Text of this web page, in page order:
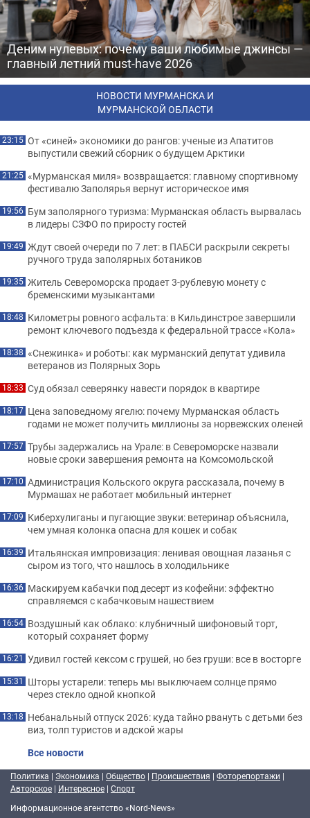
Деним нулевых: почему ваши любимые джинсы —
главный летний must-have 2026
НОВОСТИ МУРМАНСКА И
МУРМАНСКОЙ ОБЛАСТИ
23:15 От «синей» экономики до рангов: ученые из Апатитов
выпустили свежий сборник о будущем Арктики
21:25 «Мурманская миля» возвращается: главному спортивному
фестивалю Заполярья вернут историческое имя
19:56 Бум заполярного туризма: Мурманская область вырвалась
в лидеры СЗФО по приросту гостей
19:49 Ждут своей очереди по 7 лет: в ПАБСИ раскрыли секреты
ручного труда заполярных ботаников
19:35 Житель Североморска продает 3-рублевую монету с
бременскими музыкантами
18:48 Километры ровного асфальта: в Кильдинстрое завершили
ремонт ключевого подъезда к федеральной трассе «Кола»
18:38 «Снежинка» и роботы: как мурманский депутат удивила
ветеранов из Полярных Зорь
18:33 Суд обязал северянку навести порядок в квартире
18:17 Цена заповедному ягелю: почему Мурманская область
годами не может получить миллионы за норвежских оленей
17:57 Трубы задержались на Урале: в Североморске назвали
новые сроки завершения ремонта на Комсомольской
17:10 Администрация Кольского округа рассказала, почему в
Мурмашах не работает мобильный интернет
17:09 Киберхулиганы и пугающие звуки: ветеринар объяснила,
чем умная колонка опасна для кошек и собак
16:39 Итальянская импровизация: ленивая овощная лазанья с
сыром из того, что нашлось в холодильнике
16:36 Маскируем кабачки под десерт из кофейни: эффектно
справляемся с кабачковым нашествием
16:54 Воздушный как облако: клубничный шифоновый торт,
который сохраняет форму
16:21 Удивил гостей кексом с грушей, но без груши: все в восторге
15:31 Шторы устарели: теперь мы выключаем солнце прямо
через стекло одной кнопкой
13:18 Небанальный отпуск 2026: куда тайно рвануть с детьми без
виз, толп туристов и адской жары
Все новости
Политика | Экономика | Общество | Происшествия | Фоторепортажи |
Авторское | Интересное | Спорт
Информационное агентство «Nord-News»